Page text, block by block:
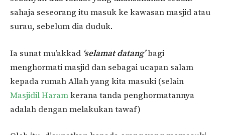
sahaja seseorang itu masuk ke kawasan masjid atau
surau, sebelum dia duduk.
Ia sunat mu’akkad ‘selamat datang’bagi
menghormati masjid dan sebagai ucapan salam
kepada rumah Allah yang kita masuki (selain
Masjidil Haramkerana tanda penghormatannya
adalah dengan melakukan tawaf)